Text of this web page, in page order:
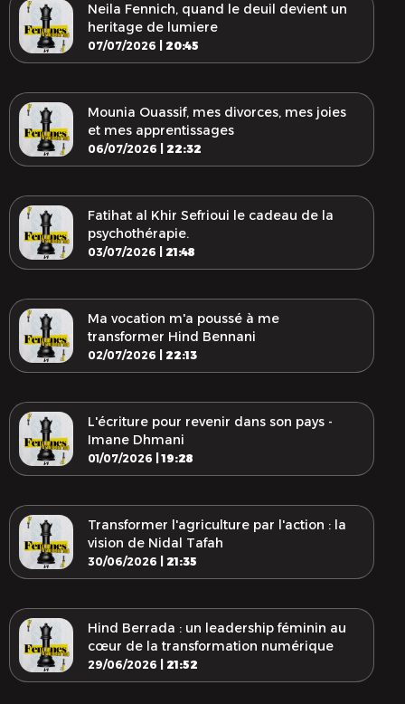
Neila Fennich, quand le deuil devient un
heritage de lumiere
07/07/2026 | 20:45
Mounia Ouassif, mes divorces, mes joies
et mes apprentissages
06/07/2026 | 22:32
Fatihat al Khir Sefrioui le cadeau de la
psychothérapie.
03/07/2026 | 21:48
Ma vocation m'a poussé à me
transformer Hind Bennani
02/07/2026 | 22:13
L'écriture pour revenir dans son pays -
Imane Dhmani
01/07/2026 |19:28
Transformer l'agriculture par l'action : la
vision de Nidal Tafah
30/06/2026 | 21:35
Hind Berrada : un leadership féminin au
cœur de la transformation numérique
29/06/2026 | 21:52